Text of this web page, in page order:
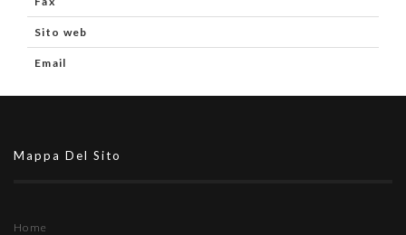
Sito web
Email
Mappa Del Sito
Home